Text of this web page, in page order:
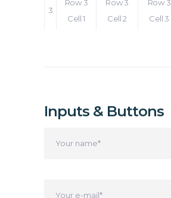
3
Row 3
Cell 1
Row 3
Cell 2
Row 3
Cell 3
Inputs & Buttons